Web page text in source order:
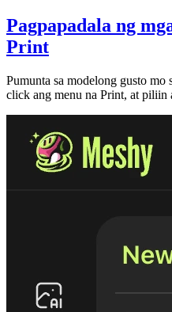
Pagpapadala ng
Print
Pumunta sa modelong gusto mo
click ang menu na Print, at piliin